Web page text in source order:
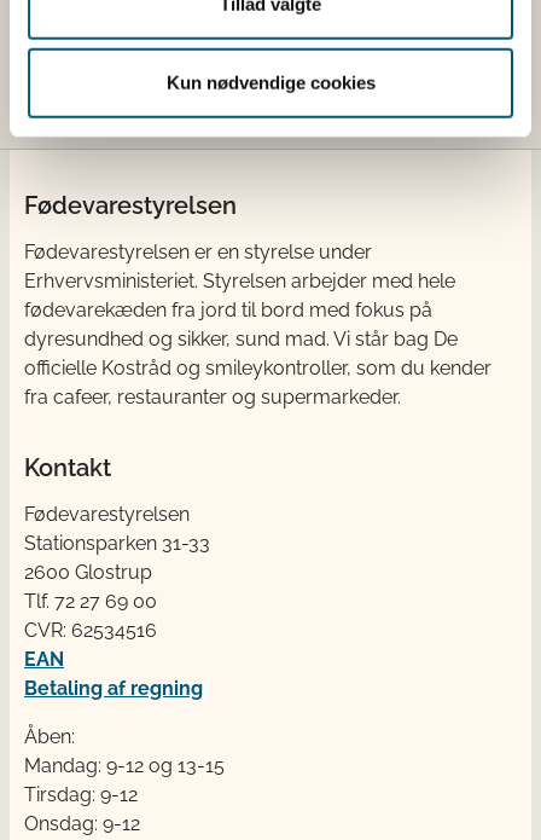
Kun nødvendige cookies
Kosttilskud, som er registreret i registret, er ikke
godkendte og derfor ikke nødvendigvis lovlige.
Kosttilskud godkendes ikke af Fødevarestyrelsen.
Fødevarestyrelsen
Fødevarestyrelsen er en styrelse under
Erhvervsministeriet. Styrelsen arbejder med hele
fødevarekæden fra jord til bord med fokus på
dyresundhed og sikker, sund mad. Vi står bag De
officielle Kostråd og smileykontroller, som du kender
fra cafeer, restauranter og supermarkeder.
Kontakt
Fødevarestyrelsen
Stationsparken 31-33
2600 Glostrup
Tlf. 72 2​​​7 69 00
CVR: 62534516
EAN
Betaling af regning
Åben:
Mandag: 9-12 og 13-15
Tirsdag: 9-12
Onsdag: 9-12